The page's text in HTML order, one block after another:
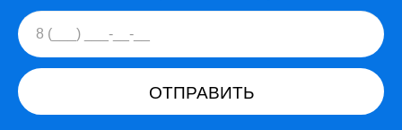
ОТПРАВИТЬ